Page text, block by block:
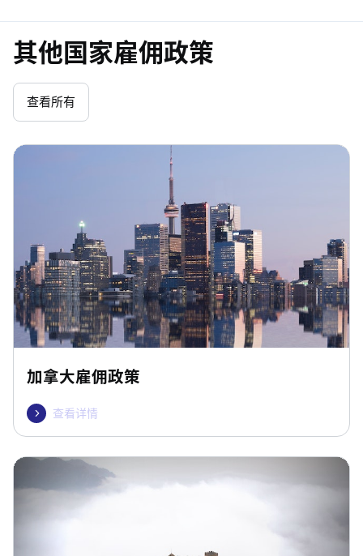
其他国家雇佣政策
查看所有
加拿大雇佣政策
 查看详情